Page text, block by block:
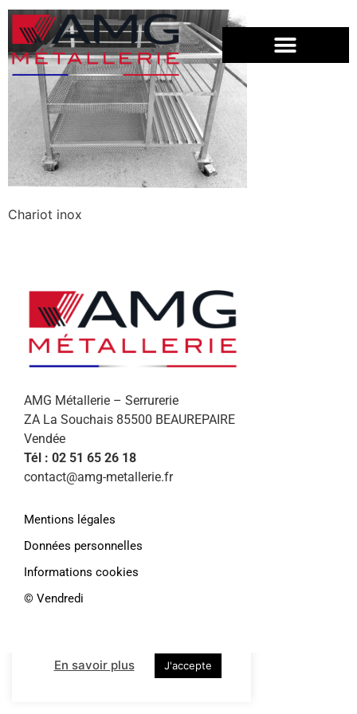
Chariot inox
AMG Métallerie – Serrurerie
ZA La Souchais 85500 BEAUREPAIRE
Vendée
Tél : 02 51 65 26 18
contact@amg-metallerie.fr
Mentions légales
Données personnelles
Informations cookies
©️ Vendredi
Afin de vous proposer des services et
offres personnalisés, AMG Métallerie
naviguer sur le site, vous déclarez
En savoir plus
J'accepte